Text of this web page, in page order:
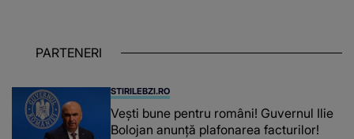
PARTENERI
STIRILEBZI.RO
Vești bune pentru români! Guvernul Ilie
Bolojan anunță plafonarea facturilor!